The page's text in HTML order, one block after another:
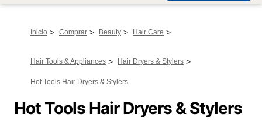
Inicio > Comprar > Beauty > Hair Care >
Hair Tools & Appliances > Hair Dryers & Stylers >
Hot Tools Hair Dryers & Stylers
Hot Tools Hair Dryers & Stylers